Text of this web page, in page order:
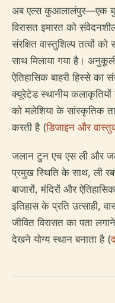
अब एल्स कुआलालंपुर—एक
विरासत इमारत को
संरक्षित वास्तुशिल्प तत्वों
साथ मिलाया गया है।
ऐतिहासिक बाहरी हिस्से का
क्यूरेटेड स्थानीय
को मलेशिया के सांस्कृतिक
करती है (डिजाइन और
जलान टुन एच एस ली और
प्रमुख स्थिति के साथ, ली
बाजारों, मंदिरों और
इतिहास के प्रति उत्साही,
जीवित विरासत का पता
देखने योग्य स्थान बनाता है (